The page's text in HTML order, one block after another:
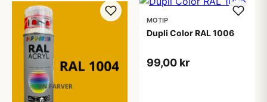
MOTIP
Dupli Color RAL 1006
99,00 kr